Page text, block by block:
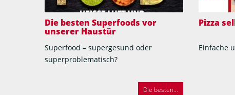
Die besten Superfoods vor
unserer Haustür
Superfood – supergesund oder
superproblematisch?
Die besten...
Pizza
Einfache